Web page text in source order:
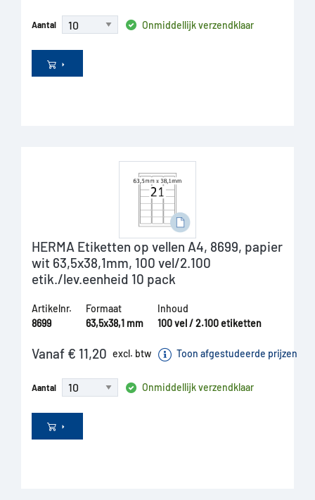
Aantal Onmiddellijk verzendklaar
HERMA Etiketten op vellen A4, 8699, papier
wit 63,5x38,1mm, 100 vel/2.100
etik./lev.eenheid 10 pack
Artikelnr.
8699
Formaat
63,5x38,1 mm
Inhoud
100 vel / 2.100 etiketten
Vanaf € 11,20 excl. btw Toon afgestudeerde prijzen
Aantal Onmiddellijk verzendklaar